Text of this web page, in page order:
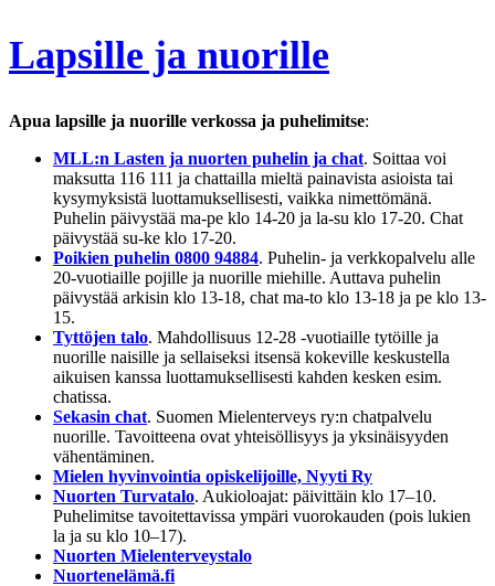
Lapsille ja nuorille
Apua lapsille ja nuorille verkossa ja puhelimitse:
MLL:n Lasten ja nuorten puhelin ja chat. Soittaa voi
maksutta 116 111 ja chattailla mieltä painavista asioista tai
kysymyksistä luottamuksellisesti, vaikka nimettömänä.
Puhelin päivystää ma-pe klo 14-20 ja la-su klo 17-20. Chat
päivystää su-ke klo 17-20.
Poikien puhelin 0800 94884. Puhelin- ja verkkopalvelu alle
20-vuotiaille pojille ja nuorille miehille. Auttava puhelin
päivystää arkisin klo 13-18, chat ma-to klo 13-18 ja pe klo 13-
15.
Tyttöjen talo. Mahdollisuus 12-28 -vuotiaille tytöille ja
nuorille naisille ja sellaiseksi itsensä kokeville keskustella
aikuisen kanssa luottamuksellisesti kahden kesken esim.
chatissa.
Sekasin chat. Suomen Mielenterveys ry:n chatpalvelu
nuorille. Tavoitteena ovat yhteisöllisyys ja yksinäisyyden
vähentäminen.
Mielen hyvinvointia opiskelijoille, Nyyti Ry
Nuorten Turvatalo. Aukioloajat: päivittäin klo 17–10.
Puhelimitse tavoitettavissa ympäri vuorokauden (pois lukien
la ja su klo 10–17).
Nuorten Mielenterveystalo
Nuortenelämä.fi